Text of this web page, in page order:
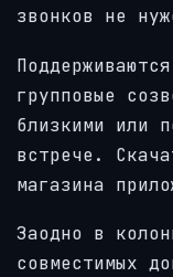
звонков не
групповые
близкими или
встрече.
магазина
Заодно в
совместимых